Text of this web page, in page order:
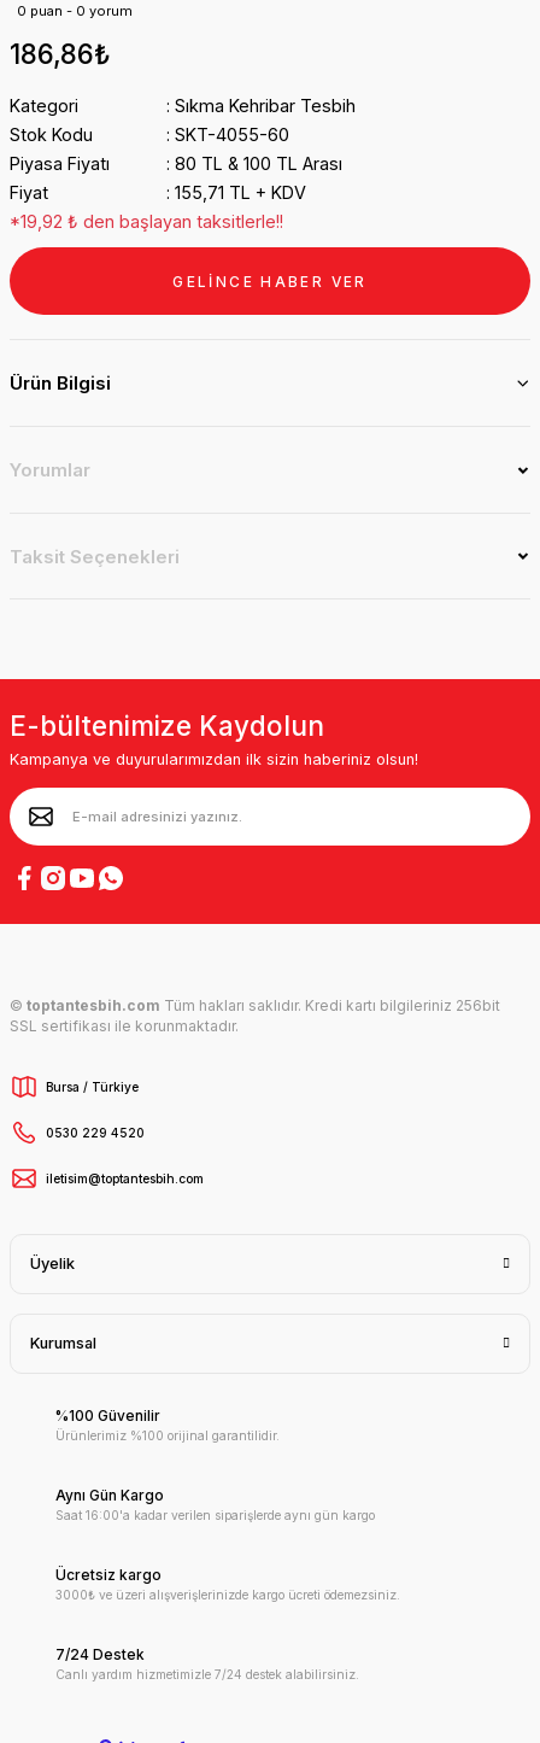
0 puan - 0 yorum
186,86₺
Kategori
Sıkma Kehribar Tesbih
Stok Kodu
SKT-4055-60
Piyasa Fiyatı
80 TL & 100 TL Arası
Fiyat
155,71 TL + KDV
*19,92 ₺ den başlayan taksitlerle!!
GELİNCE HABER VER
Ürün Bilgisi
Yorumlar
Taksit Seçenekleri
E-bültenimize Kaydolun
Kampanya ve duyurularımızdan ilk sizin haberiniz olsun!
© toptantesbih.com Tüm hakları saklıdır. Kredi kartı bilgileriniz 256bit
SSL sertifikası ile korunmaktadır.
Bursa / Türkiye
0530 229 4520
iletisim@toptantesbih.com
Üyelik
Kurumsal
%100 Güvenilir
Ürünlerimiz %100 orijinal garantilidir.
Aynı Gün Kargo
Saat 16:00'a kadar verilen siparişlerde aynı gün kargo
Ücretsiz kargo
3000₺ ve üzeri alışverişlerinizde kargo ücreti ödemezsiniz.
7/24 Destek
Canlı yardım hizmetimizle 7/24 destek alabilirsiniz.